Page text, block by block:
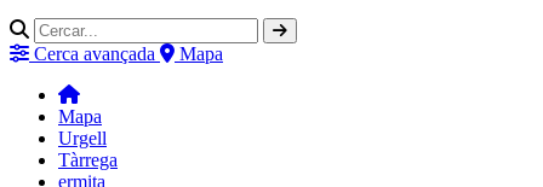
Cerca avançada Mapa
Mapa
Urgell
Tàrrega
ermita